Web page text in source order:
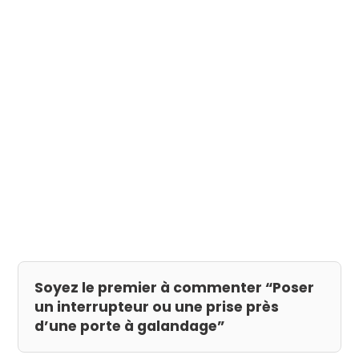
Soyez le premier à commenter “Poser
un interrupteur ou une prise près
d’une porte à galandage”